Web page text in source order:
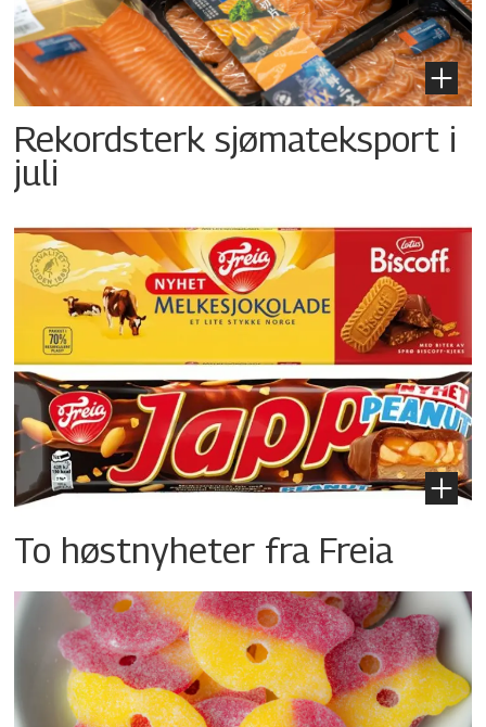
Rekordsterk sjømateksport i
juli
To høstnyheter fra Freia